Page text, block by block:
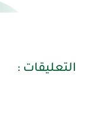
التعليقات :